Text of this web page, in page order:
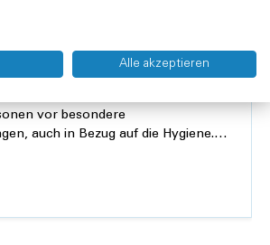
Grundversorgung zu
vor besondere
auch in Bezug auf die Hygiene.
Alle akzeptieren